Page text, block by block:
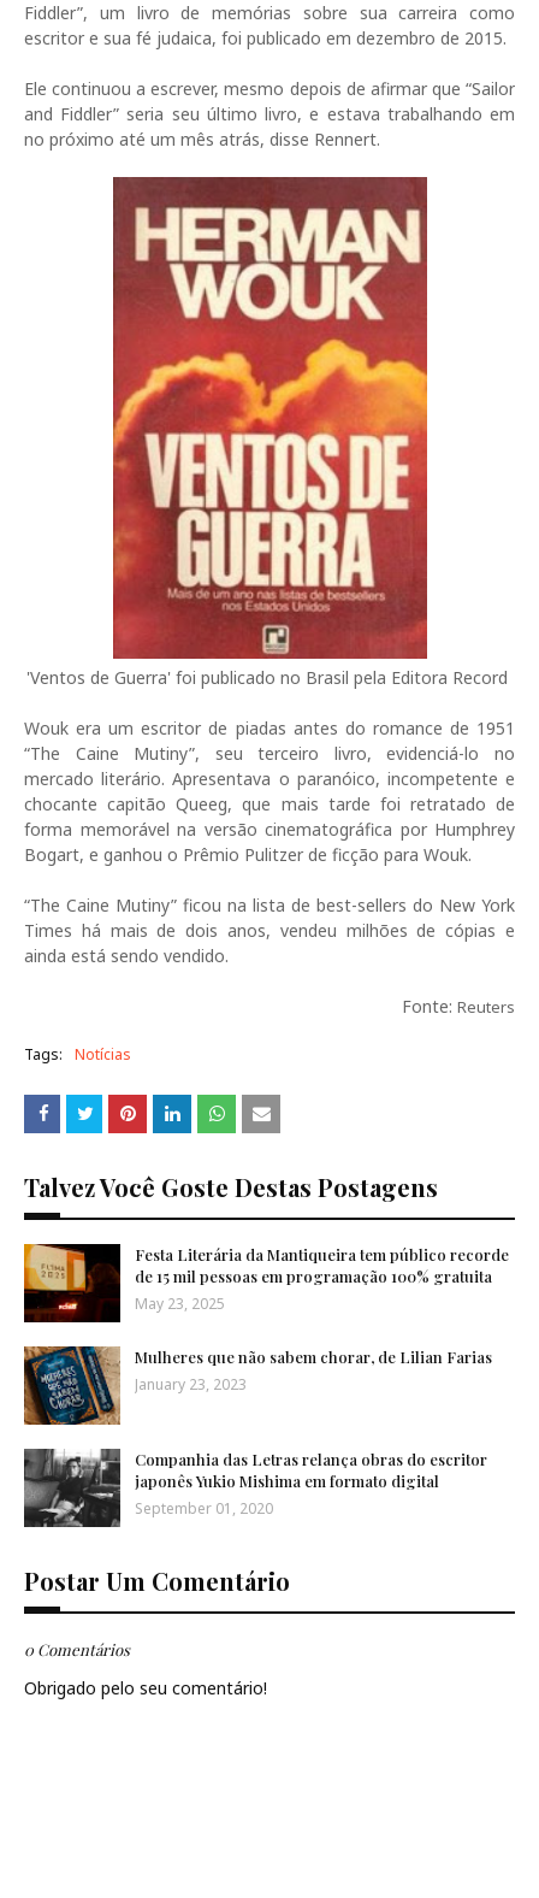
Fiddler”, um livro de memórias sobre sua carreira como
escritor e sua fé judaica, foi publicado em dezembro de 2015.
Ele continuou a escrever, mesmo depois de afirmar que “Sailor
and Fiddler” seria seu último livro, e estava trabalhando em
no próximo até um mês atrás, disse Rennert.
'Ventos de Guerra' foi publicado no Brasil pela Editora Record
Wouk era um escritor de piadas antes do romance de 1951
“The Caine Mutiny”, seu terceiro livro, evidenciá-lo no
mercado literário. Apresentava o paranóico, incompetente e
chocante capitão Queeg, que mais tarde foi retratado de
forma memorável na versão cinematográfica por Humphrey
Bogart, e ganhou o Prêmio Pulitzer de ficção para Wouk.
“The Caine Mutiny” ficou na lista de best-sellers do New York
Times há mais de dois anos, vendeu milhões de cópias e
ainda está sendo vendido.
Fonte: Reuters
Tags: Notícias
Talvez Você Goste Destas Postagens
Festa Literária da Mantiqueira tem público recorde
de 15 mil pessoas em programação 100% gratuita
May 23, 2025
Mulheres que não sabem chorar, de Lilian Farias
January 23, 2023
Companhia das Letras relança obras do escritor
japonês Yukio Mishima em formato digital
September 01, 2020
Postar Um Comentário
0 Comentários
Obrigado pelo seu comentário!